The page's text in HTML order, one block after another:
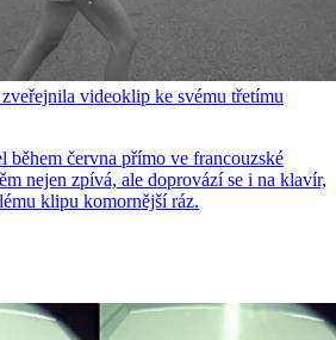
videoklip ke svému třetímu
během června přímo ve francouzské
nejen zpívá, ale doprovází se i na klavír,
klipu komornější ráz.